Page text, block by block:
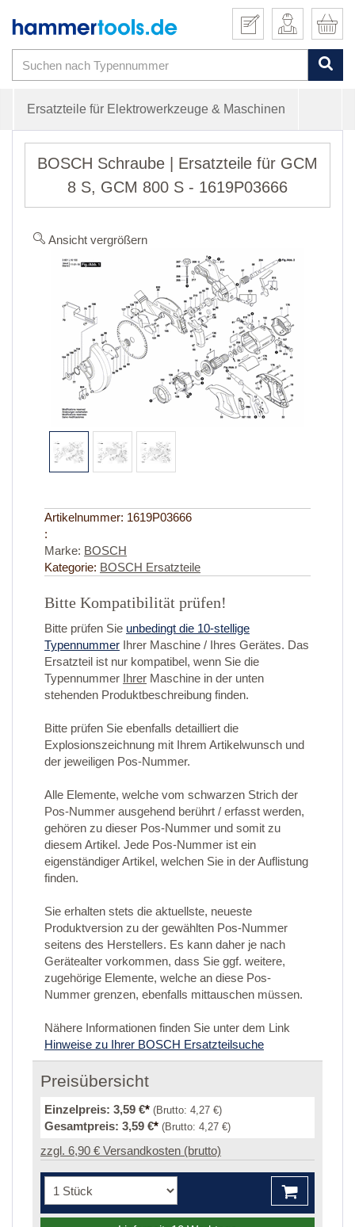
Ersatzteile für Elektrowerkzeuge & Maschinen
BOSCH Schraube | Ersatzteile für GCM
8 S, GCM 800 S - 1619P03666
Ansicht vergrößern
Artikelnummer: 1619P03666
:
Marke: BOSCH
Kategorie: BOSCH Ersatzteile
Bitte Kompatibilität prüfen!
Bitte prüfen Sie unbedingt die 10-stellige
Typennummer Ihrer Maschine / Ihres Gerätes. Das
Ersatzteil ist nur kompatibel, wenn Sie die
Typennummer Ihrer Maschine in der unten
stehenden Produktbeschreibung finden.
Bitte prüfen Sie ebenfalls detailliert die
Explosionszeichnung mit Ihrem Artikelwunsch und
der jeweiligen Pos-Nummer.
Alle Elemente, welche vom schwarzen Strich der
Pos-Nummer ausgehend berührt / erfasst werden,
gehören zu dieser Pos-Nummer und somit zu
diesem Artikel. Jede Pos-Nummer ist ein
eigenständiger Artikel, welchen Sie in der Auflistung
finden.
Sie erhalten stets die aktuellste, neueste
Produktversion zu der gewählten Pos-Nummer
seitens des Herstellers. Es kann daher je nach
Gerätealter vorkommen, dass Sie ggf. weitere,
zugehörige Elemente, welche an diese Pos-
Nummer grenzen, ebenfalls mittauschen müssen.
Nähere Informationen finden Sie unter dem Link
Hinweise zu Ihrer BOSCH Ersatzteilsuche
Preisübersicht
Einzelpreis: 3,59 €* (Brutto: 4,27 €)
Gesamtpreis: 3,59 €* (Brutto: 4,27 €)
zzgl. 6,90 € Versandkosten (brutto)